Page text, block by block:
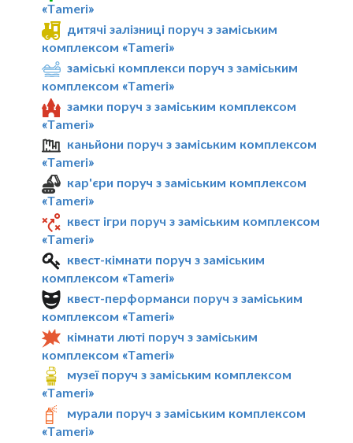
«Tameri»
дитячі залізниці поруч з заміським
комплексом «Tameri»
заміські комплекси поруч з заміським
комплексом «Tameri»
замки поруч з заміським комплексом
«Tameri»
каньйони поруч з заміським комплексом
«Tameri»
кар'єри поруч з заміським комплексом
«Tameri»
квест ігри поруч з заміським комплексом
«Tameri»
квест-кімнати поруч з заміським
комплексом «Tameri»
квест-перформанси поруч з заміським
комплексом «Tameri»
кімнати люті поруч з заміським
комплексом «Tameri»
музеї поруч з заміським комплексом
«Tameri»
мурали поруч з заміським комплексом
«Tameri»